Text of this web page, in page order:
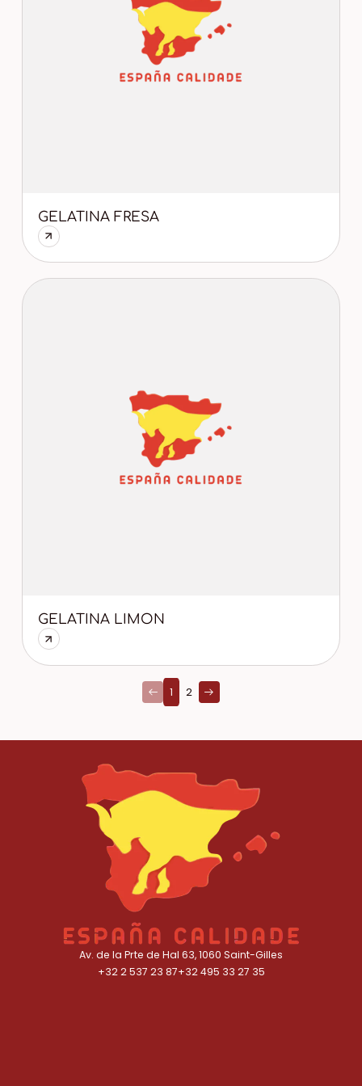
GELATINA FRESA
GELATINA LIMON
1 2
Av. de la Prte de Hal 63, 1060 Saint-Gilles
+32 2 537 23 87+32 495 33 27 35